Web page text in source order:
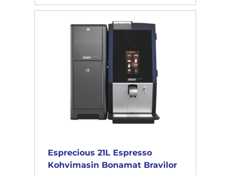
Esprecious 21L Espresso
Kohvimasin Bonamat Bravilor